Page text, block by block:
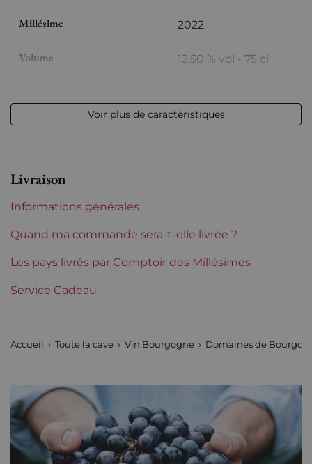
Millésime 2022
Volume 12,50 % vol - 75 cl
Niveau Parfait
Domaines de Bourgogne Jean-Marc Pillot
Tranche de prix Moins de 30 €
Voir plus de caractéristiques
Livraison
Informations générales
Quand ma commande sera-t-elle livrée ?
Les pays livrés par Comptoir des Millésimes
Service Cadeau
Accueil Toute la cave Vin Bourgogne Domaines de